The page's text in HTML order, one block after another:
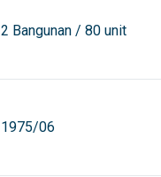
2 Bangunan / 80 unit
1975/06